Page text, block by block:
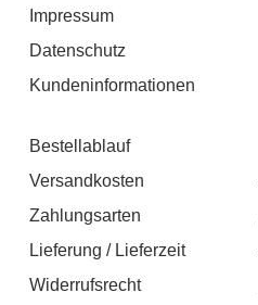
Impressum
Datenschutz
Kundeninformationen
Bestellablauf
Versandkosten
Zahlungsarten
Lieferung / Lieferzeit
Widerrufsrecht